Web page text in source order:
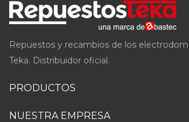
Repuestos y recambios de los
Teka. Distribuidor oficial.
PRODUCTOS
NUESTRA EMPRESA